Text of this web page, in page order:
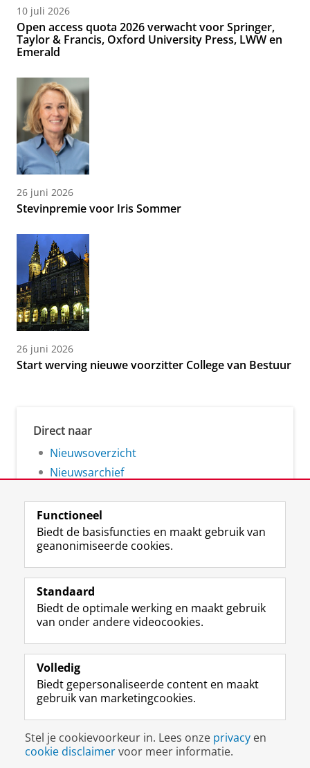
10 juli 2026
Open access quota 2026 verwacht voor Springer,
Taylor & Francis, Oxford University Press, LWW en
Emerald
26 juni 2026
Stevinpremie voor Iris Sommer
26 juni 2026
Start werving nieuwe voorzitter College van Bestuur
Direct naar
Nieuwsoverzicht
Nieuwsarchief
Volg de RUG
F
a
e
b
o
p
a
i
n
a
L
i
k
e
I
-
p
g
i
n
R
S
-
f
e
R
k
s
u
I
n
t
r
m
c
c
o
Y
o
T
e
k
a
a
Studiekiezers
Alumni
Over ons
Disclaimer & Copyright
Inloggen
Functioneel
Biedt de basisfuncties en maakt gebruik van
geanonimiseerde cookies.
Standaard
Biedt de optimale werking en maakt gebruik
van onder andere videocookies.
Volledig
Biedt gepersonaliseerde content en maakt
gebruik van marketingcookies.
Stel je cookievoorkeur in. Lees onze privacy en
cookie disclaimervoor meer informatie.